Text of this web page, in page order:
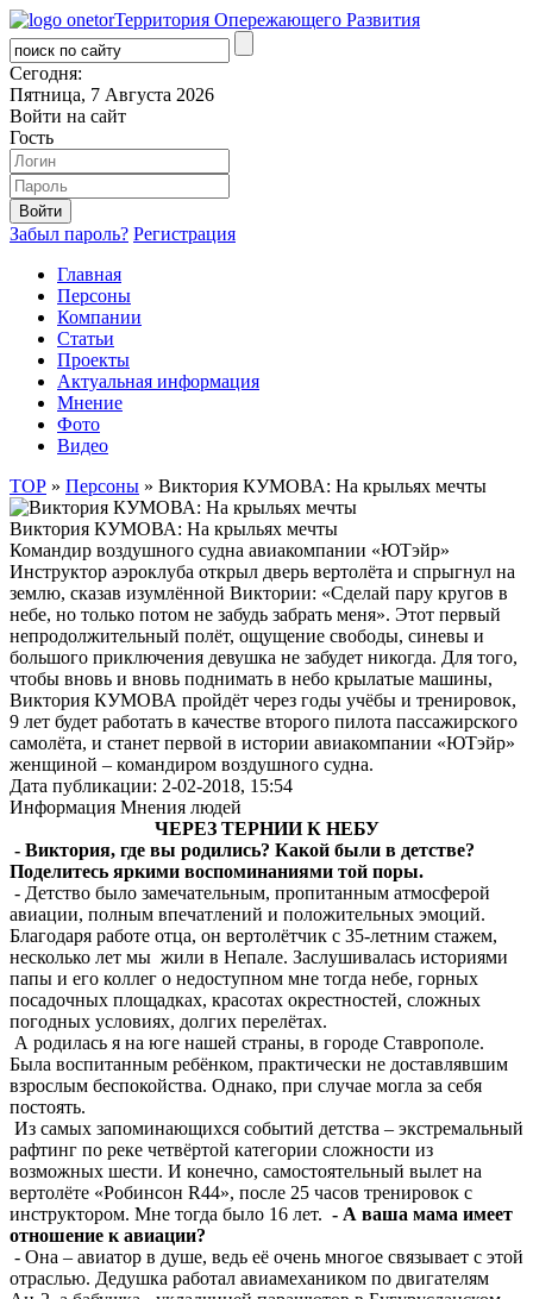
Территория Опережающего Развития
Сегодня:
Пятница, 7 Августа 2026
Войти на сайт
Гость
Забыл пароль? Регистрация
Главная
Персоны
Компании
Статьи
Проекты
Актуальная информация
Мнение
Фото
Видео
ТОР » Персоны » Виктория КУМОВА: На крыльях мечты
Виктория КУМОВА: На крыльях мечты
Командир воздушного судна авиакомпании «ЮТэйр»
Инструктор аэроклуба открыл дверь вертолёта и спрыгнул на
землю, сказав изумлённой Виктории: «Сделай пару кругов в
небе, но только потом не забудь забрать меня». Этот первый
непродолжительный полёт, ощущение свободы, синевы и
большого приключения девушка не забудет никогда. Для того,
чтобы вновь и вновь поднимать в небо крылатые машины,
Виктория КУМОВА пройдёт через годы учёбы и тренировок,
9 лет будет работать в качестве второго пилота пассажирского
самолёта, и станет первой в истории авиакомпании «ЮТэйр»
женщиной – командиром воздушного судна.
Дата публикации: 2-02-2018, 15:54
Информация Мнения людей
ЧЕРЕЗ ТЕРНИИ К НЕБУ
- Виктория, где вы родились? Какой были в детстве?
Поделитесь яркими воспоминаниями той поры.
- Детство было замечательным, пропитанным атмосферой
авиации, полным впечатлений и положительных эмоций.
Благодаря работе отца, он вертолётчик с 35-летним стажем,
несколько лет мы жили в Непале. Заслушивалась историями
папы и его коллег о недоступном мне тогда небе, горных
посадочных площадках, красотах окрестностей, сложных
погодных условиях, долгих перелётах.
А родилась я на юге нашей страны, в городе Ставрополе.
Была воспитанным ребёнком, практически не доставлявшим
взрослым беспокойства. Однако, при случае могла за себя
постоять.
Из самых запоминающихся событий детства – экстремальный
рафтинг по реке четвёртой категории сложности из
возможных шести. И конечно, самостоятельный вылет на
вертолёте «Робинсон R44», после 25 часов тренировок с
инструктором. Мне тогда было 16 лет. - А ваша мама имеет
отношение к авиации?
- Она – авиатор в душе, ведь её очень многое связывает с этой
отраслью. Дедушка работал авиамехаником по двигателям